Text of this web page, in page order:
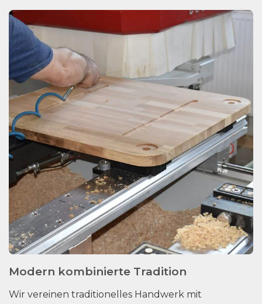
Modern kombinierte Tradition
Wir vereinen traditionelles Handwerk mit